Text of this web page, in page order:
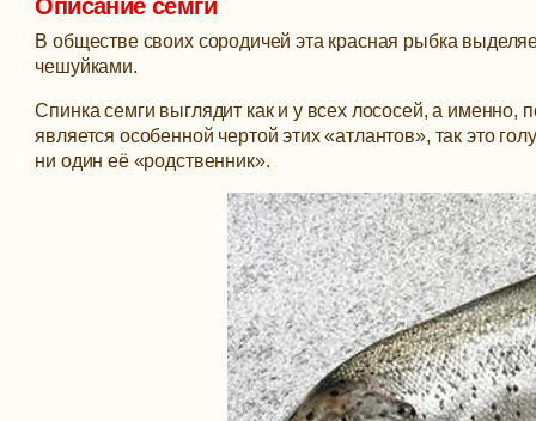
Описание семги
В обществе своих сородичей эта красная рыбка
чешуйками.
Спинка семги выглядит как и у всех лососей, а
является особенной чертой этих «атлантов», так это
ни один её «родственник».